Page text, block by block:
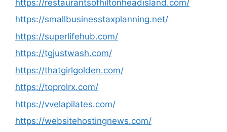
https://restaurantsofhiltonheadisland.com/
https://smallbusinesstaxplanning.net/
https://superlifehub.com/
https://tgjustwash.com/
https://thatgirlgolden.com/
https://toprolrx.com/
https://vvelapilates.com/
https://websitehostingnews.com/